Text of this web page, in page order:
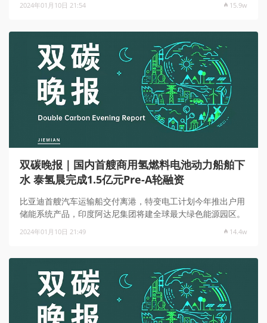
2024年01月10日 21:54 15.9w
双碳晚报｜国内首艘商用氢燃料电池动力船舶下
水 泰氢晨完成1.5亿元Pre-A轮融资
比亚迪首艘汽车运输船交付离港，特变电工计划今年推出户用
储能系统产品，印度阿达尼集团将建全球最大绿色能源园区。
2024年01月10日 21:49 14.4w